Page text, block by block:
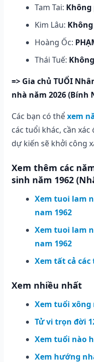
Tam Tai: Không
Kim Lâu:
Hoàng Ốc:
Thái Tuế:
=> Gia chủ TUỔI
nhà năm 2026 (Bính
Các bạn có thểxem
các tuổi khác, cần
dự kiến sẽ khởi công
Xem thêm các
sinh năm 1962
Xem tuoi lam
nam 1962
Xem tuoi lam
nam 1962
Xem tất cả
Xem nhiều nhất
Xem tuổi xông
Tử vi trọn đời
Xem tuổi nào
Xem hướng